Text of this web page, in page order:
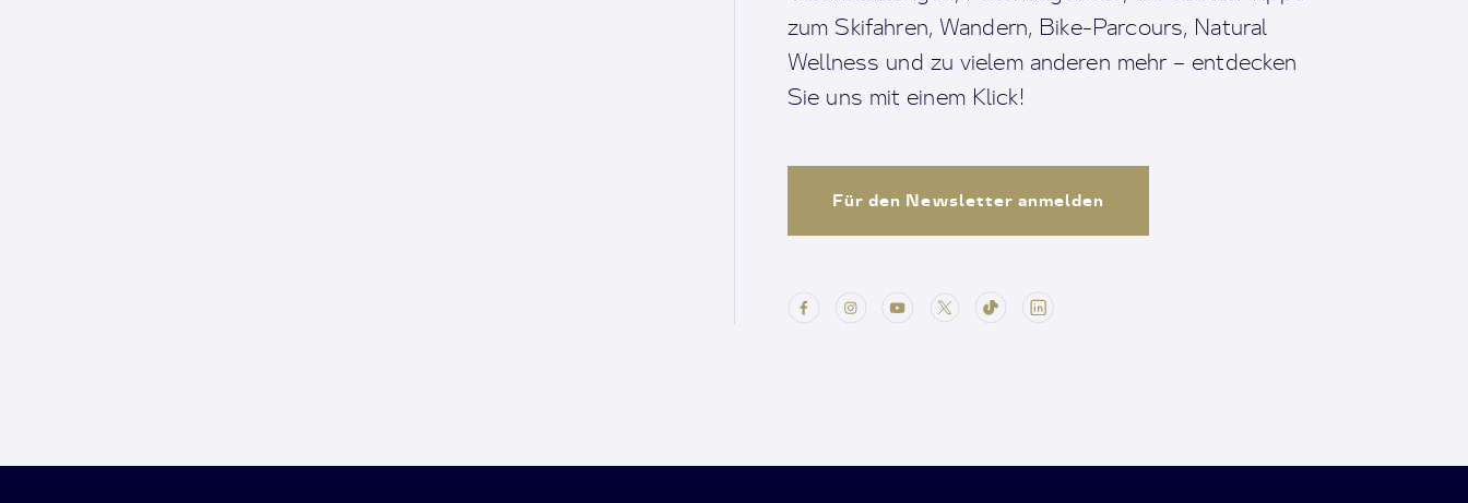
zum Skifahren, Wandern, Bike-Parcours, Natural
Wellness und zu vielem anderen mehr – entdecken
Sie uns mit einem Klick!
Für den Newsletter anmelden